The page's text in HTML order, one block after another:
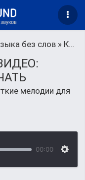
без слов » Короткие мелодии для концовок в видео роликах
мелодии для
00:00